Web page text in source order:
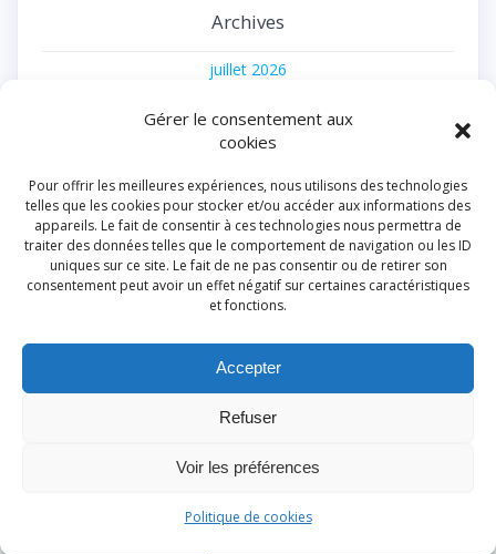
Gérer le consentement aux
cookies
Pour offrir les meilleures expériences, nous utilisons des technologies
telles que les cookies pour stocker et/ou accéder aux informations des
appareils. Le fait de consentir à ces technologies nous permettra de
traiter des données telles que le comportement de navigation ou les ID
uniques sur ce site. Le fait de ne pas consentir ou de retirer son
consentement peut avoir un effet négatif sur certaines caractéristiques
et fonctions.
Accepter
Refuser
Voir les préférences
Politique de cookies
Archives
juillet 2026
avril 2026
décembre 2025
novembre 2025
juillet 2025
juin 2025
août 2024
juillet 2024
mars 2024
février 2024